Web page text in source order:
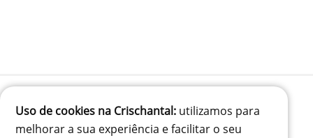
(41) 99834-3707
Uso de cookies na Crischantal: utilizamos para
melhorar a sua experiência e facilitar o seu